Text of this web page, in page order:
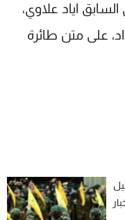
اياد علاوي،
على متن طائرة